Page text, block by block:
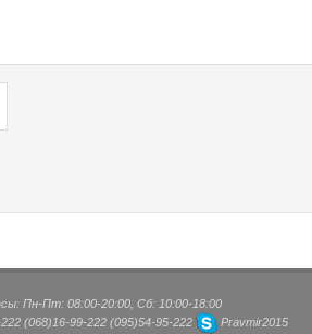
Пн-Пт: 08:00-20:00, Сб: 10:00-18:00
(068) 16-99-222 (095)54-95-222 Pravmir2015